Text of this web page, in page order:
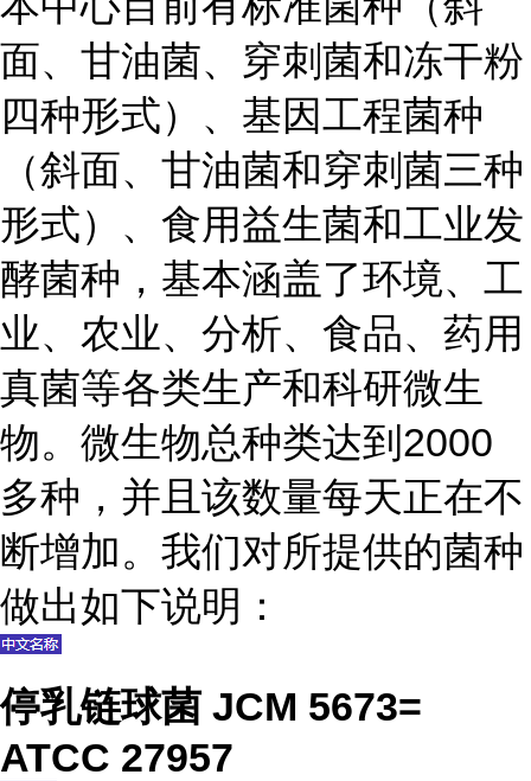
面、甘油菌、穿刺菌和冻干粉
四种形式）、基因工程菌种
（斜面、甘油菌和穿刺菌三种
形式）、食用益生菌和工业发
酵菌种，基本涵盖了环境、工
业、农业、分析、食品、药用
真菌等各类生产和科研微生
物。微生物总种类达到2000
多种，并且该数量每天正在不
断增加。我们对所提供的菌种
做出如下说明：
停乳链球菌 JCM 5673=
ATCC 27957